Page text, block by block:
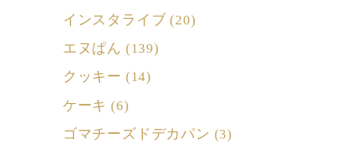
インスタライブ (20)
エヌぱん (139)
クッキー (14)
ケーキ (6)
ゴマチーズドデカパン (3)